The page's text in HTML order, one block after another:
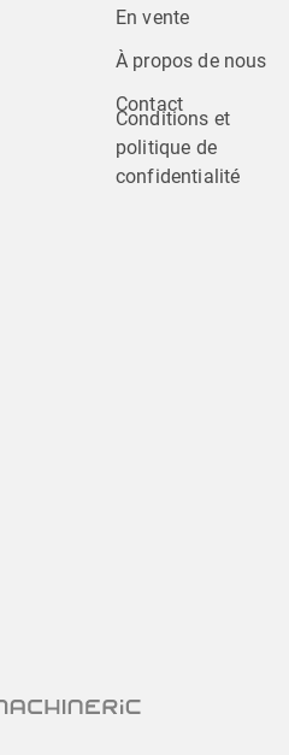
En vente
À propos de nous
Contact
Conditions et
politique de
confidentialité